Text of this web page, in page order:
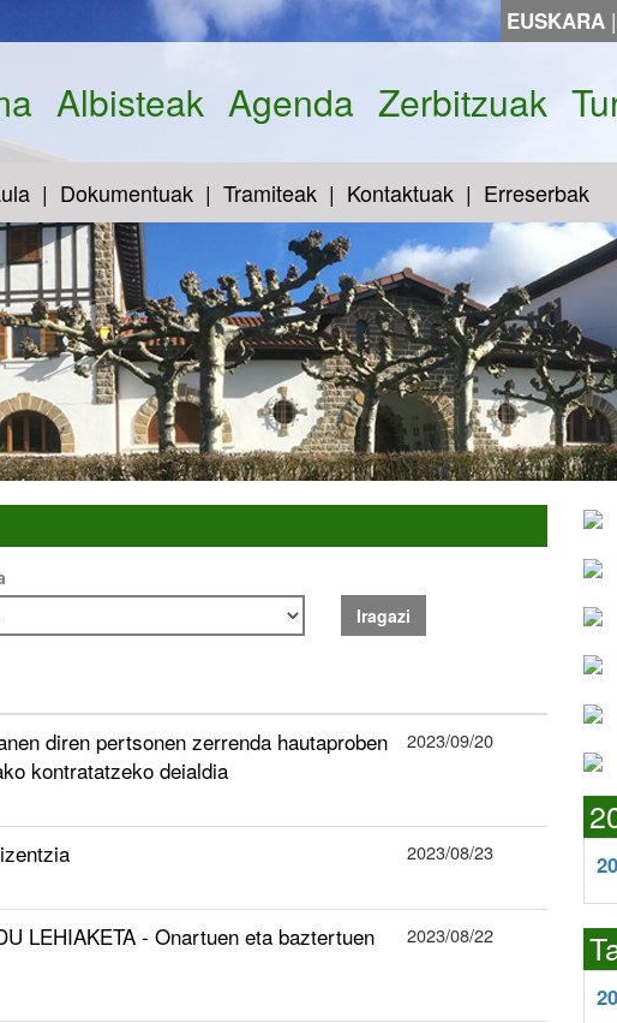
EUSKARA |
Albisteak Agenda Zerbitzuak
Dokumentuak Tramiteak Kontaktuak Erreserbak
Iragazi
diren pertsonen zerrenda hautaproben
kontratatzeko deialdia
2023/09/20
2023/08/23
LEHIAKETA - Onartuen eta baztertuen
2023/08/22